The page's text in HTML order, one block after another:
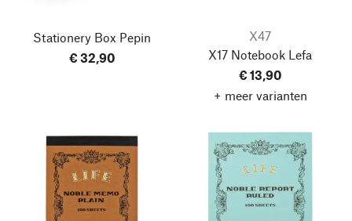
Stationery Box Pepin
€ 32,90
X47
X17 Notebook Lefa
€ 13,90
+ meer varianten